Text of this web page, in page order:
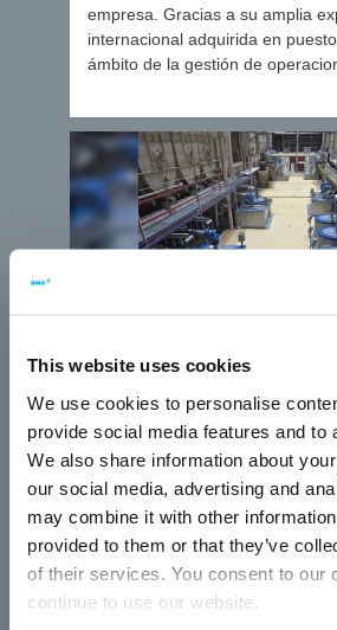
This website uses cookies
We use cookies to personalise
provide social media features and to
We also share information about
our social media, advertising and
may combine it with other
provided to them or that they’ve
of their services. You consent to our
continue to use our website.
empresa. Gracias a su amplia
internacional adquirida en
ámbito de la gestión de
estación de centrífugas
completamente con
BMA
Las centrífugas aumentan la
eficiencia energética de la
Modernización en Çorum Şeker